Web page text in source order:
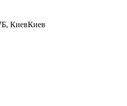
КиевКиев